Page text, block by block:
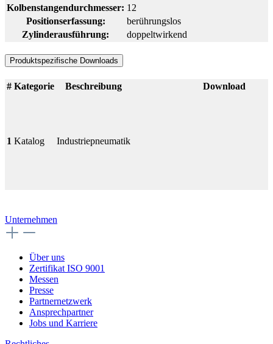
Kolbenstangendurchmesser: 12
Positionserfassung:
berührungslos
Zylinderausführung:
doppeltwirkend
Produktspezifische Downloads
# Kategorie Beschreibung Download
1 Katalog Industriepneumatik
Unternehmen
Über uns
Zertifikat ISO 9001
Messen
Presse
Partnernetzwerk
Ansprechpartner
Jobs und Karriere